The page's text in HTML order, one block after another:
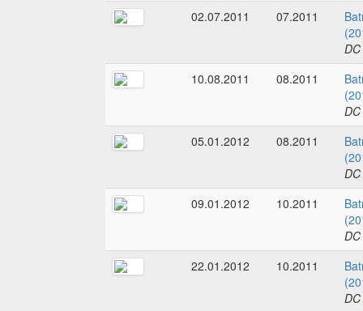
02.07.2011
07.2011
10.08.2011
08.2011
05.01.2012
08.2011
09.01.2012
10.2011
22.01.2012
10.2011